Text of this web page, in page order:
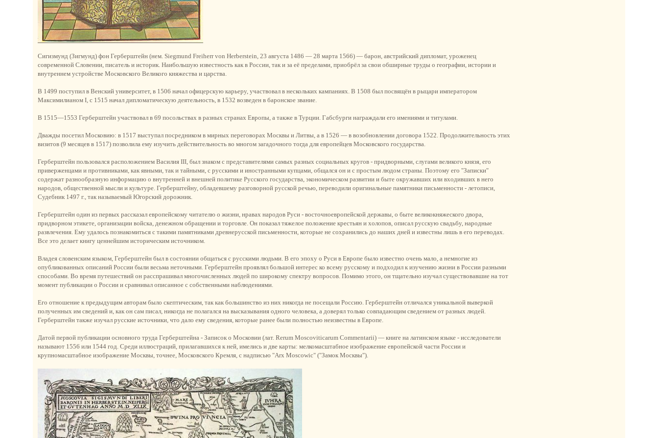
Сигизмунд (Зигмунд) фон Герберштейн (нем. Siegmund Freiherr von Herberstein, 23 августа 1486 — 28 марта 1566) — барон, австрийский дипломат, уроженец
современной Словении, писатель и историк. Наибольшую известность как в России, так и за её пределами, приобрёл за свои обширные труды о географии, истории и
внутреннем устройстве Московского Великого княжества и царства.
В 1499 поступил в Венский университет, в 1506 начал офицерскую карьеру, участвовал в нескольких кампаниях. В 1508 был посвящён в рыцари императором
Максимилианом I, с 1515 начал дипломатическую деятельность, в 1532 возведен в баронское звание.
В 1515—1553 Герберштейн участвовал в 69 посольствах в разных странах Европы, а также в Турции. Габсбурги награждали его имениями и титулами.
Дважды посетил Московию: в 1517 выступал посредником в мирных переговорах Москвы и Литвы, а в 1526 — в возобновлении договора 1522. Продолжительность этих
визитов (9 месяцев в 1517) позволила ему изучить действительность во многом загадочного тогда для европейцев Московского государства.
Герберштейн пользовался расположением Василия III, был знаком с представителями самых разных социальных кругов - придворными, слугами великого князя, его
приверженцами и противниками, как явными, так и тайными, с русскими и иностранными купцами, общался он и с простым людом страны. Поэтому его "Записки"
содержат разнообразную информацию о внутренней и внешней политике Русского государства, экономическом развитии и быте окружавших или входивших в него
народов, общественной мысли и культуре. Герберштейну, обладевшему разговорной русской речью, переводили оригинальные памятники письменности - летописи,
Судебник 1497 г., так называемый Югорский дорожник.
Герберштейн один из первых рассказал европейскому читателю о жизни, нравах народов Руси - восточноевропейской державы, о быте великокняжеского двора,
придворном этикете, организации войска, денежном обращении и торговле. Он показал тяжелое положение крестьян и холопов, описал русскую свадьбу, народные
развлечения. Ему удалось познакомиться с такими памятниками древнерусской письменности, которые не сохранились до наших дней и известны лишь в его переводах.
Все это делает книгу ценнейшим историческим источником.
Владея словенским языком, Герберштейн был в состоянии общаться с русскими людьми. В его эпоху о Руси в Европе было известно очень мало, а немногие из
опубликованных описаний России были весьма неточными. Герберштейн проявлял большой интерес ко всему русскому и подходил к изучению жизни в России разными
способами. Во время путешествий он расспрашивал многочисленных людей по широкому спектру вопросов. Помимо этого, он тщательно изучал существовавшие на тот
момент публикации о России и сравнивал описанное с собственными наблюдениями.
Его отношение к предыдущим авторам было скептическим, так как большинство из них никогда не посещали Россию. Герберштейн отличался уникальной выверкой
полученных им сведений и, как он сам писал, никогда не полагался на высказывания одного человека, а доверял только совпадающим сведением от разных людей.
Герберштейн также изучал русские источники, что дало ему сведения, которые ранее были полностью неизвестны в Европе.
Датой первой публикации основного труда Герберштейна - Записок о Московии (лат. Rerum Moscoviticarum Commentarii) — книге на латинском языке - исследователи
называют 1556 или 1544 год. Среди иллюстраций, прилагавшихся к ней, имелись и две карты: мелкомасштабное изображение европейской части России и
крупномасштабное изображение Москвы, точнее, Московского Кремля, с надписью "Arx Moscowic" ("Замок Москвы").